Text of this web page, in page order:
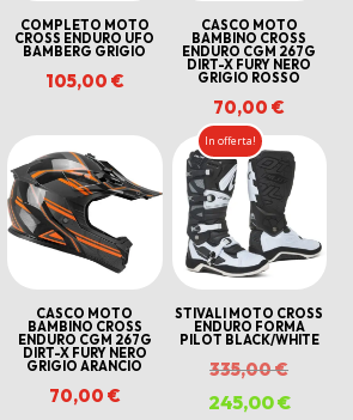
COMPLETO MOTO
CROSS ENDURO UFO
BAMBERG GRIGIO
105,00 €
CASCO MOTO
BAMBINO CROSS
ENDURO CGM 267G
DIRT-X FURY NERO
GRIGIO ROSSO
70,00€
CASCO MOTO
BAMBINO CROSS
ENDURO CGM 267G
DIRT-X FURY NERO
GRIGIO ARANCIO
70,00 €
In offerta!
STIVALI MOTO CROSS
ENDURO FORMA
PILOT BLACK/WHITE
335,00€Il
prezzo
245,00€Il